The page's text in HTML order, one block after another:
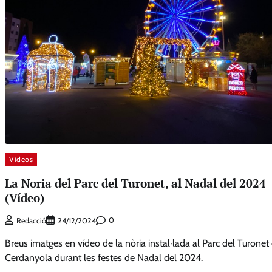
Vídeos
La Noria del Parc del Turonet, al Nadal del 2024
(Vídeo)
Redacció 24/12/2024 0
Breus imatges en vídeo de la nòria instal·lada al Parc del Turonet
Cerdanyola durant les festes de Nadal del 2024.